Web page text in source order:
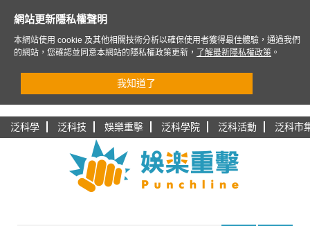
泛科學 泛科技 娛樂重擊 泛科學院 泛科活動 泛科市
網站更新隱私權聲明
本網站使用 cookie 及其他相關技術分析以確保使用者獲得最佳體驗，通過我們
的網站，您確認並同意本網站的隱私權政策更新，
了解最新隱私權政策 。
我知道了